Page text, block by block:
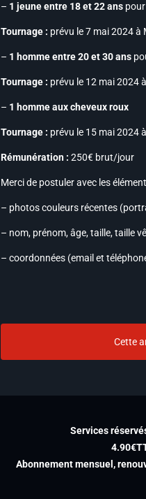
– 1 jeune entre 18 et 22 ans
Tournage : prévu le 7 mai 2024 à
– 1 homme entre 20 et 30 ans
Tournage : prévu le 12 mai 2024
– 1 homme aux cheveux roux
Tournage : prévu le 15 mai 2024
Rémunération : 250€ brut/jour
Merci de postuler avec les
– photos couleurs récentes
– nom, prénom, âge, taille, taille
– coordonnées (email et
Cette
Services
Abonnement mensuel,